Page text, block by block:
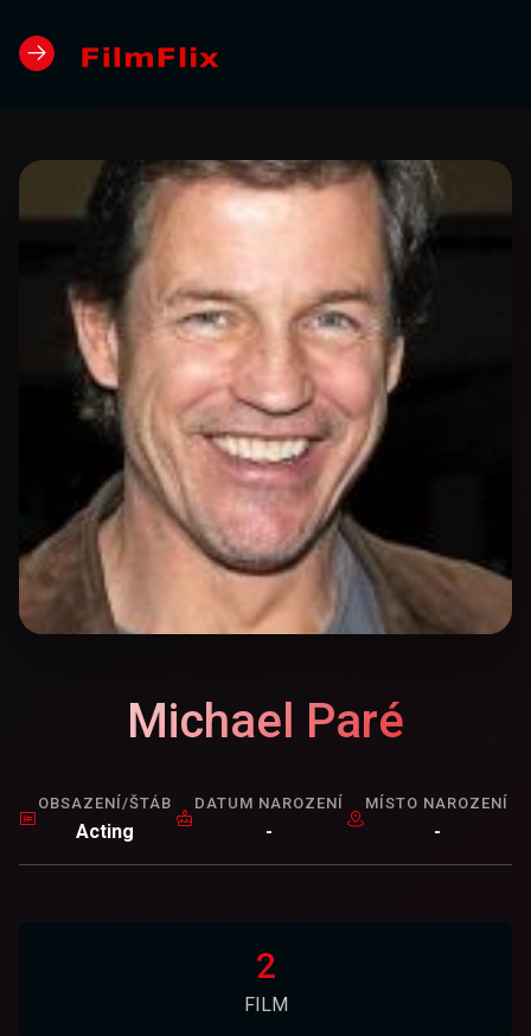
Michael Paré
OBSAZENÍ/ŠTÁB
Acting
DATUM NAROZENÍ
-
MÍSTO NAROZENÍ
-
2
FILM